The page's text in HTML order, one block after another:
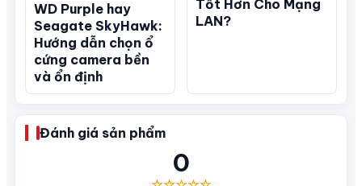
WD Purple hay
Seagate SkyHawk:
Hướng dẫn chọn ổ
cứng camera bền
và ổn định
Tốt Hơn Cho Mạng
LAN?
Đánh giá sản phẩm
0